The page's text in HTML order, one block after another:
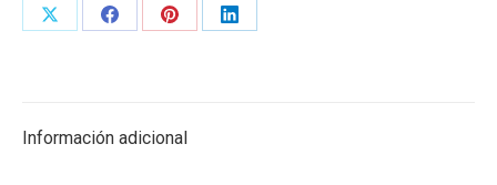
Share
Share
Share
Share
Información adicional